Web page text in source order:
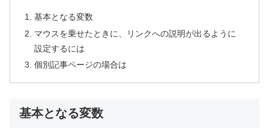
基本となる変数
マウスを乗せたときに、リンクへの説明が出るように
設定するには
個別記事ページの場合は
基本となる変数